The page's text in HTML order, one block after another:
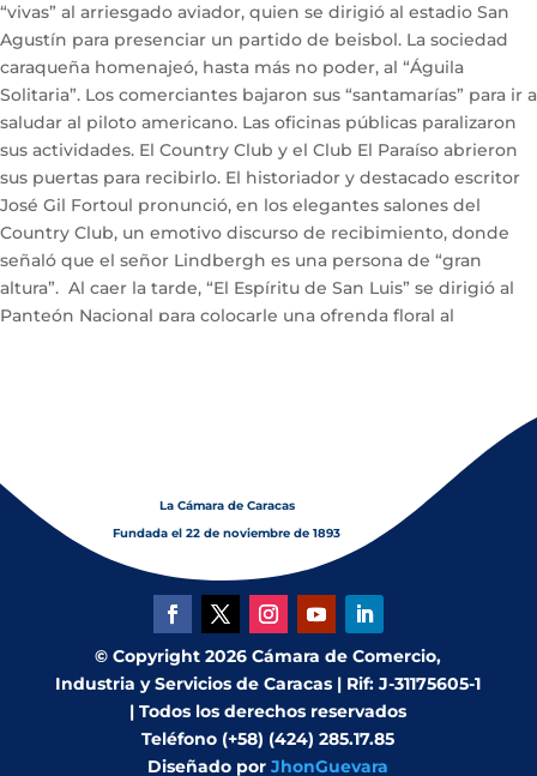
“vivas” al arriesgado aviador, quien se dirigió al estadio San
Agustín para presenciar un partido de beisbol. La sociedad
caraqueña homenajeó, hasta más no poder, al “Águila
Solitaria”. Los comerciantes bajaron sus “santamarías” para ir a
saludar al piloto americano. Las oficinas públicas paralizaron
sus actividades. El Country Club y el Club El Paraíso abrieron
sus puertas para recibirlo. El historiador y destacado escritor
José Gil Fortoul pronunció, en los elegantes salones del
Country Club, un emotivo discurso de recibimiento, donde
señaló que el señor Lindbergh es una persona de “gran
altura”. Al caer la tarde, “El Espíritu de San Luis” se dirigió al
Panteón Nacional para colocarle una ofrenda floral al
La Cámara de Caracas
Fundada el 22 de noviembre de 1893
© Copyright 2026 Cámara de Comercio,
Industria y Servicios de Caracas | Rif: J-31175605-1
| Todos los derechos reservados
Teléfono (+58) (424) 285.17.85
Diseñado porJhonGuevara